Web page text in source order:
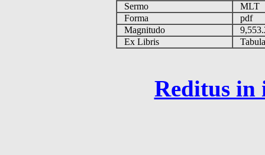
Sermo
MLT
Forma
pdf
Magnitudo
Ex Libris
Reditus in